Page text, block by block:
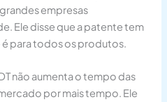
empresas
Ele disse que a patente tem
é para todos os produtos.
não aumenta o tempo das
por mais tempo. Ele